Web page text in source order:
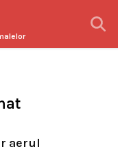
aerul